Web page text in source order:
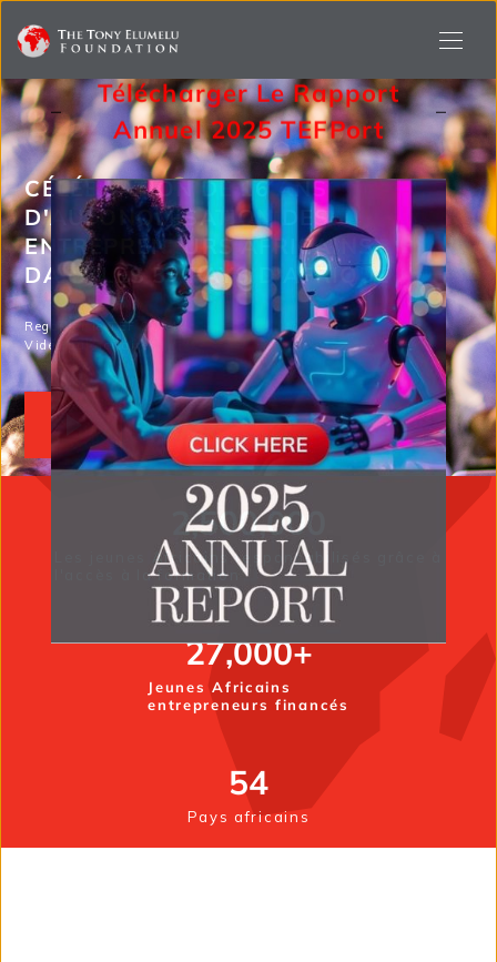
CÉLÉBRATION DE 16 ANS
D'AUTONOMISATION DES
ENTREPRENEURS AFRICAINS
DANS LES 54 PAYS D'AFRIQUE
Regarder le TEF 2024
Vidéo publicitaire
Les jeunes Africains responsabilisés grâce à
l'accès à la formation
2,500,000
Jeunes Africains
entrepreneurs financés
27,000+
Pays africains
54
Télécharger Le Rapport
Annuel 2025 TEFPort